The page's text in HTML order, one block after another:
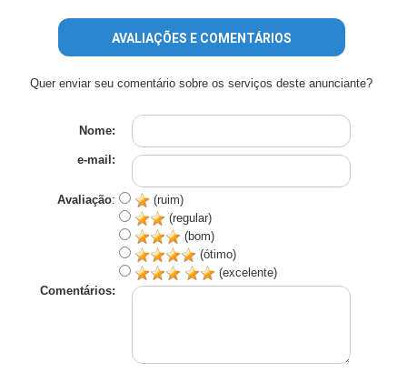
AVALIAÇÕES E COMENTÁRIOS
Quer enviar seu comentário sobre os serviços deste anunciante?
Nome:
e-mail:
Avaliação:
(ruim)
(regular)
(bom)
(ótimo)
(excelente)
Comentários: